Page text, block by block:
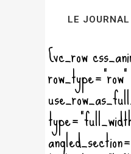
LE JOURNAL
[vc_row
row_type="row"